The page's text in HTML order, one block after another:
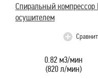
Спиральный
осушителем
0.82 м3/мин
(820 л/мин)